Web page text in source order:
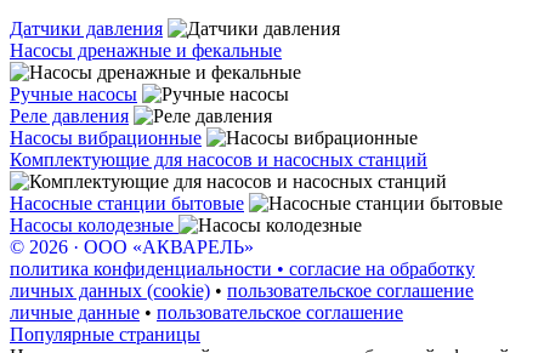
Датчики давления
Насосы дренажные и фекальные
Ручные насосы
Реле давления
Насосы вибрационные
Комплектующие для насосов и насосных станций
Насосные станции бытовые
Насосы колодезные
© 2026 · ООО «АКВАРЕЛЬ»
политика конфиденциальности • согласие на обработку
личных данных (cookie) • пользовательское соглашение
личные данные • пользовательское соглашение
Популярные страницы